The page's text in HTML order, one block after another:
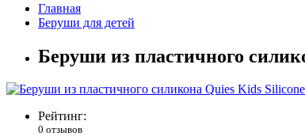
Главная
Беруши для детей
Беруши из пластичного
Рейтинг:
0 отзывов